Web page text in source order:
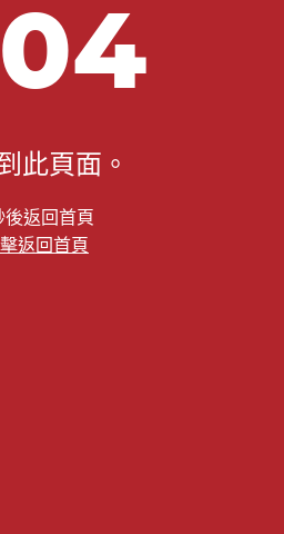
此頁面。
後返回首頁
返回首頁